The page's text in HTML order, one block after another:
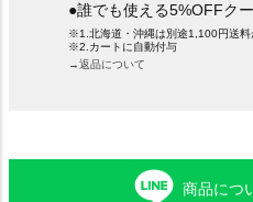
●誰でも使える5%OFFク
※1.北海道・沖縄は別途1,100円送料
※2.カートに自動付与
→返品について
商品につ